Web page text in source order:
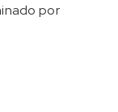
por